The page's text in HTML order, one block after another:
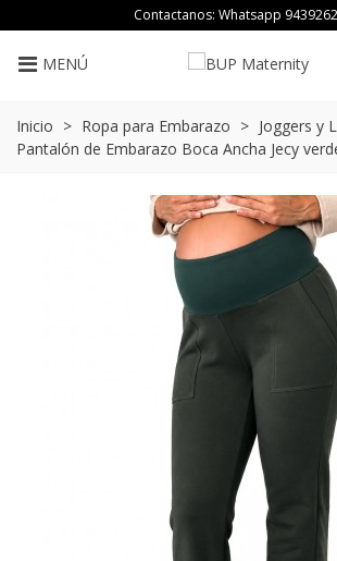
Contactanos: Whatsapp
MENÚ
Inicio > Ropa para Embarazo > Joggers y
Pantalón de Embarazo Boca Ancha Jecy